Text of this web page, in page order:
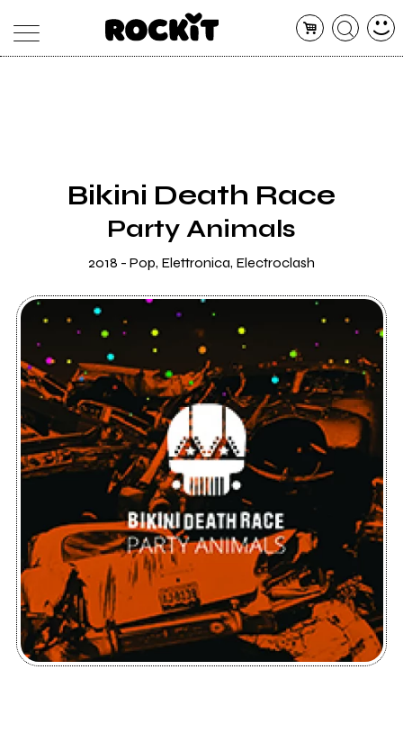
SHOP
RADIO
Bikini Death Race
Party Animals
2018 - Pop, Elettronica, Electroclash